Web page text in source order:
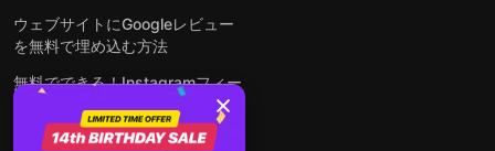
ウェブサイトにGoogleレビュー
を無料で埋め込む方法
無料でできる！Instagramフィー
ドをウェブサイトに埋め込む方法
どんなウェブサイトにも無料でフ